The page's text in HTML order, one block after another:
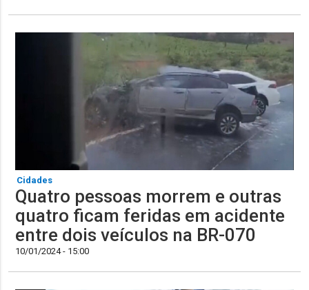
Cidades
Quatro pessoas morrem e outras
quatro ficam feridas em acidente
entre dois veículos na BR-070
10/01/2024 - 15:00